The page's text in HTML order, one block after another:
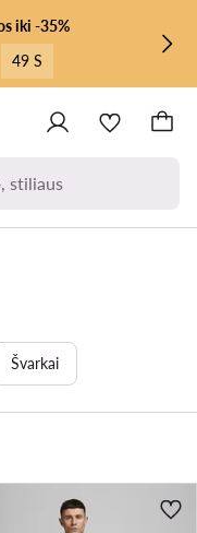
iki -35%
46 S
stiliaus
Švarkai